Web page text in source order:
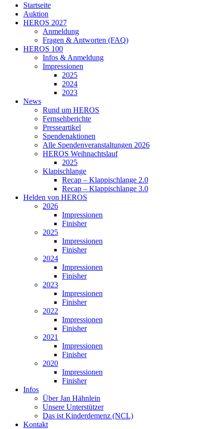
Startseite
Auktion
HEROS 2027
Anmeldung
Fragen & Antworten (FAQ)
HEROS 100
Infos & Anmeldung
Impressionen
2025
2024
2023
News
Rund um HEROS
Fernsehberichte
Presseartikel
Spendenaktionen
Alle Spendenveranstaltungen 2026
HEROS Weihnachtslauf
2025
Klapischlange
Recap – Klappischlange 2.0
Recap – Klappischlange 3.0
Helden von HEROS
2026
Impressionen
Finisher
2025
Impressionen
Finisher
2024
Impressionen
Finisher
2023
Impressionen
Finisher
2022
Impressionen
Finisher
2021
Impressionen
Finisher
2020
Impressionen
Finisher
Infos
Über Jan Hähnlein
Unsere Unterstützer
Das ist Kinderdemenz (NCL)
Kontakt